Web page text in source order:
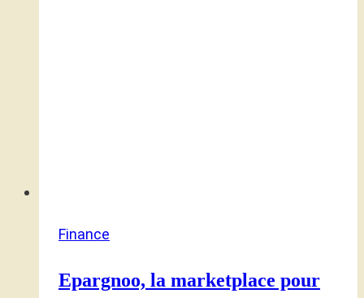
Finance
Epargnoo, la marketplace pour